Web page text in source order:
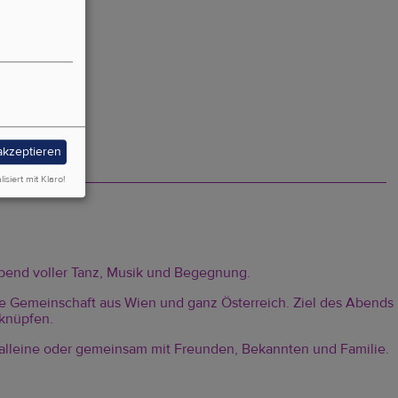
voller Tanz, Musik und Begegnung.
aus Wien und ganz Österreich. Ziel des Abends
oder gemeinsam mit Freunden, Bekannten und Familie.
mit Klaro!